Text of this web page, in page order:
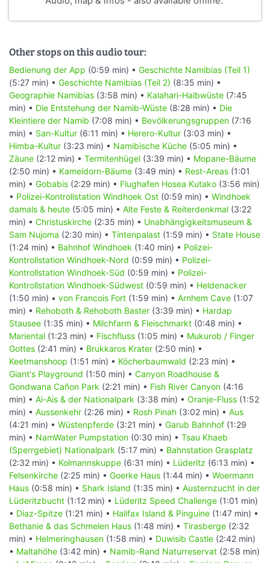
Other stops on this audio tour:
Bedienung der App (0:59 min) • Geschichte Namibias (Teil 1)
(5:27 min) • Geschichte Namibias (Teil 2) (8:35 min) •
Geographie Namibias (3:58 min) • Kalahari-Halbwüste (7:45
min) • Die Entstehung der Namib-Wüste (8:28 min) • Die
Kleintiere der Namib (7:08 min) • Bevölkerungsgruppen (7:16
min) • San-Kultur (6:11 min) • Herero-Kultur (3:03 min) •
Himba-Kultur (3:23 min) • Namibische Küche (5:05 min) •
Zäune (2:12 min) • Termitenhügel (3:39 min) • Mopane-Bäume
(2:50 min) • Kameldorn-Bäume (3:49 min) • Rest-Areas (1:01
min) • Gobabis (2:29 min) • Flughafen Hosea Kutako (3:56 min)
• Polizei-Kontrollstation Windhoek Ost (0:59 min) • Windhoek
damals & heute (5:05 min) • Alte Feste & Reiterdenkmal (3:22
min) • Christuskirche (2:35 min) • Unabhängigkeitsmuseum &
Sam Nujoma (2:30 min) • Tintenpalast (1:59 min) • State House
(1:24 min) • Bahnhof Windhoek (1:40 min) • Polizei-
Kontrollstation Windhoek-Nord (0:59 min) • Polizei-
Kontrollstation Windhoek-Süd (0:59 min) • Polizei-
Kontrollstation Windhoek-Südwest (0:59 min) • Heldenacker
(1:50 min) • von Francois Fort (1:59 min) • Arnhem Cave (1:07
min) • Rehoboth & Rehoboth Baster (3:39 min) • Hardap
Stausee (1:35 min) • Milchfarm & Fleischmarkt (0:48 min) •
Mariental (1:23 min) • Fischfluss (1:05 min) • Mukurob / Finger
Gottes (2:41 min) • Brukkaros Krater (2:50 min) •
Keetmanshoop (1:51 min) • Köcherbaumwald (2:23 min) •
Giant's Playground (1:50 min) • Canyon Roadhouse &
Gondwana Cañon Park (2:21 min) • Fish River Canyon (4:16
min) • Ai-Ais & der Nationalpark (3:38 min) • Oranje-Fluss (1:52
min) • Aussenkehr (2:26 min) • Rosh Pinah (3:02 min) • Aus
(4:21 min) • Wüstenpferde (3:21 min) • Garub Bahnhof (1:29
min) • NamWater Pumpstation (0:30 min) • Tsau Khaeb
(Sperrgebiet) Nationalpark (5:17 min) • Bahnstation Grasplatz
(2:32 min) • Kolmannskuppe (6:31 min) • Lüderitz (6:13 min) •
Felsenkirche (2:25 min) • Goerke Haus (1:44 min) • Woermann
Haus (0:58 min) • Shark Island (1:35 min) • Austernzucht in der
Lüderitzbucht (1:12 min) • Lüderitz Speed Challenge (1:01 min)
• Diaz-Spitze (1:21 min) • Halifax Island & Pinguine (1:47 min) •
Bethanie & das Schmelen Haus (1:48 min) • Tirasberge (2:32
min) • Helmeringhausen (1:58 min) • Duwisib Castle (2:42 min)
• Maltahöhe (3:42 min) • Namib-Rand Naturreservat (2:58 min)